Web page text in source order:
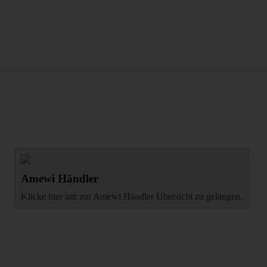
Amewi Händler
Klicke hier um zur Amewi Händler Übersicht zu gelangen.